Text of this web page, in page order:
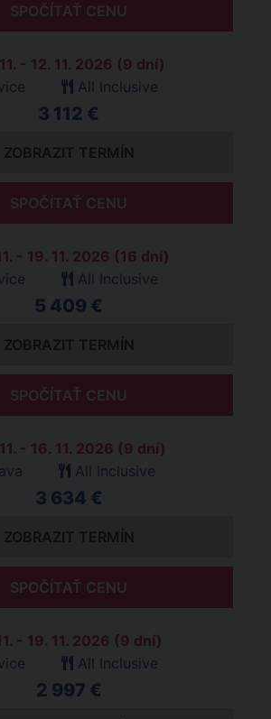
SPOČÍTAŤ CENU
- 12. 11. 2026 (9 dní)
All Inclusive
3 112 €
ZOBRAZIT TERMÍN
SPOČÍTAŤ CENU
- 19. 11. 2026 (16 dní)
All Inclusive
5 409 €
ZOBRAZIT TERMÍN
SPOČÍTAŤ CENU
- 16. 11. 2026 (9 dní)
All Inclusive
3 634 €
ZOBRAZIT TERMÍN
SPOČÍTAŤ CENU
- 19. 11. 2026 (9 dní)
All Inclusive
2 997 €